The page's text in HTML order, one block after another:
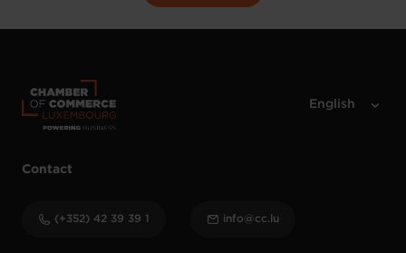
Contact
(+352) 42 39 39 1 info@cc.lu